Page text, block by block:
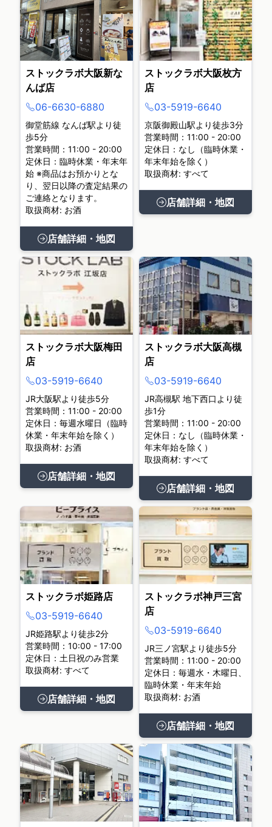
ストックラボ大阪新な
んば店
06-6630-6880
御堂筋線 なんば駅より徒
歩5分
営業時間：11:00 - 20:00
定休日：臨時休業・年末年
始 ※商品はお預かりとな
り、翌日以降の査定結果の
ご連絡となります。
取扱商材: お酒
店舗詳細・地図
ストックラボ大阪枚方
店
03-5919-6640
京阪御殿山駅より徒歩3分
営業時間：11:00 - 20:00
定休日：なし（臨時休業・
年末年始を除く）
取扱商材: すべて
店舗詳細・地図
ストックラボ大阪梅田
店
03-5919-6640
JR大阪駅より徒歩5分
営業時間：11:00 - 20:00
定休日：毎週水曜日（臨時
休業・年末年始を除く）
取扱商材: お酒
店舗詳細・地図
ストックラボ大阪高槻
店
03-5919-6640
JR高槻駅 地下西口より徒
歩1分
営業時間：11:00 - 20:00
定休日：なし（臨時休業・
年末年始を除く）
取扱商材: すべて
店舗詳細・地図
ストックラボ姫路店
03-5919-6640
JR姫路駅より徒歩2分
営業時間：10:00 - 17:00
定休日：土日祝のみ営業
取扱商材: すべて
店舗詳細・地図
ストックラボ神戸三宮
店
03-5919-6640
JR三ノ宮駅より徒歩5分
営業時間：11:00 - 20:00
定休日：毎週水・木曜日、
臨時休業・年末年始
取扱商材: お酒
店舗詳細・地図